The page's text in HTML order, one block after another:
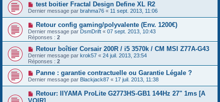
test boitier Fractal Design Define XL R2
Dernier message par brahma76 « 11 sept. 2013, 11:06
Retour config gaming/polyvalente (Env. 1200€)
Dernier message par DsmDrift « 07 sept. 2013, 10:43
Réponses : 2
Retour boîtier Corsair 200R / i5 3570k / CM MSI Z77A-G43
Dernier message par krok57 « 24 juil. 2013, 23:54
Réponses : 2
Panne : garantie contractuelle ou Garantie Légale ?
Dernier message par Blackjack87 « 17 juil. 2013, 11:38
Retour: IIYAMA ProLite G2773HS-GB1 144Hz 27" 1ms [A